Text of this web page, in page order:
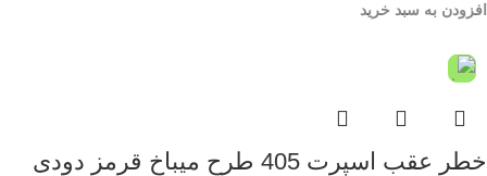
افزودن به سبد خرید
خطر عقب اسپرت 405 طرح میباخ قرمز دودی